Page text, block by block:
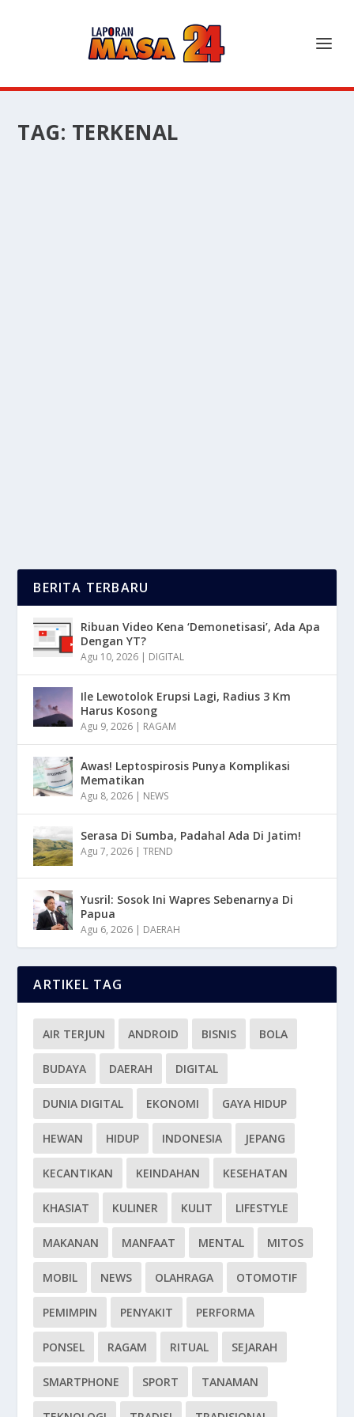
TAG: TERKENAL
BERITA TERBARU
Ribuan Video Kena ‘Demonetisasi’, Ada Apa
Dengan YT?
Agu 10, 2026 | DIGITAL
Ile Lewotolok Erupsi Lagi, Radius 3 Km
Harus Kosong
Agu 9, 2026 | RAGAM
Awas! Leptospirosis Punya Komplikasi
Mematikan
Agu 8, 2026 | NEWS
Serasa Di Sumba, Padahal Ada Di Jatim!
Agu 7, 2026 |TREND
Yusril: Sosok Ini Wapres Sebenarnya Di
Papua
Agu 6, 2026 | DAERAH
ARTIKEL TAG
AIR TERJUN ANDROID BISNIS BOLA
BUDAYA DAERAH DIGITAL
DUNIA DIGITAL EKONOMI GAYA HIDUP
HEWAN HIDUP INDONESIA JEPANG
KECANTIKAN KEINDAHAN KESEHATAN
KHASIAT KULINER KULIT LIFESTYLE
MAKANAN MANFAAT MENTAL MITOS
MOBIL NEWS OLAHRAGA OTOMOTIF
PEMIMPIN PENYAKIT PERFORMA
PONSEL RAGAM RITUAL SEJARAH
SMARTPHONE SPORT TANAMAN